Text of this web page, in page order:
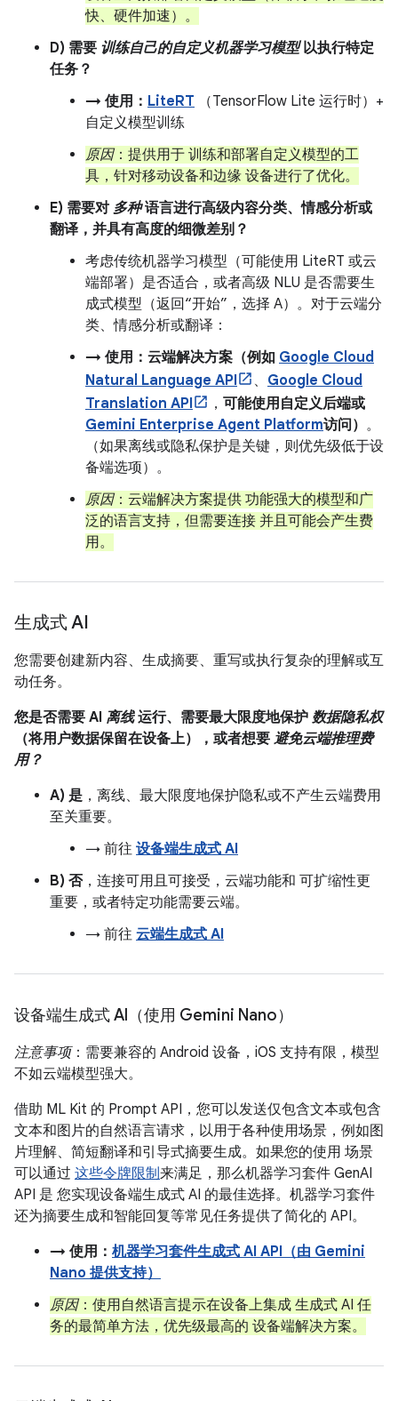
快、硬件加速）。
D) 需要 训练自己的自定义机器学习模型以执行特定
任务？
→ 使用： LiteRT （TensorFlow Lite 运行时）+
自定义模型训练
原因：提供用于 训练和部署自定义模型的工
具，针对移动设备和边缘 设备进行了优化。
E) 需要对 多种语言进行高级内容分类、情感分析或
翻译，并具有高度的细微差别？
考虑传统机器学习模型（可能使用 LiteRT 或云
端部署）是否适合，或者高级 NLU 是否需要生
成式模型（返回“开始”，选择 A）。对于云端分
类、情感分析或翻译：
→ 使用：云端解决方案（例如 Google Cloud
Natural Language API
、 Google Cloud
Translation API
， 可能使用自定义后端或
Gemini Enterprise Agent Platform访问） 。
（如果离线或隐私保护是关键，则优先级低于设
备端选项）。
原因：云端解决方案提供 功能强大的模型和广
泛的语言支持，但需要连接 并且可能会产生费
用。
生成式 AI
您需要创建新内容、生成摘要、重写或执行复杂的理解或互
动任务。
您是否需要 AI 离线运行、需要最大限度地保护 数据隐私权
（将用户数据保留在设备上），或者想要 避免云端推理费
用？
A) 是 ，离线、最大限度地保护隐私或不产生云端费用
至关重要。
→ 前往 设备端生成式 AI
B) 否，连接可用且可接受，云端功能和 可扩缩性更
重要，或者特定功能需要云端。
→ 前往 云端生成式 AI
设备端生成式 AI（使用 Gemini Nano）
注意事项：需要兼容的 Android 设备，iOS 支持有限，模型
不如云端模型强大。
借助 ML Kit 的 Prompt API，您可以发送仅包含文本或包含
文本和图片的自然语言请求，以用于各种使用场景，例如图
片理解、简短翻译和引导式摘要生成。如果您的使用 场景
可以通过 这些令牌限制来满足，那么机器学习套件 GenAI
API 是 您实现设备端生成式 AI 的最佳选择。机器学习套件
还为摘要生成和智能回复等常见任务提供了简化的 API。
→ 使用： 机器学习套件生成式 AI API（由 Gemini
Nano 提供支持）
原因：使用自然语言提示在设备上集成 生成式 AI 任
务的最简单方法，优先级最高的 设备端解决方案。